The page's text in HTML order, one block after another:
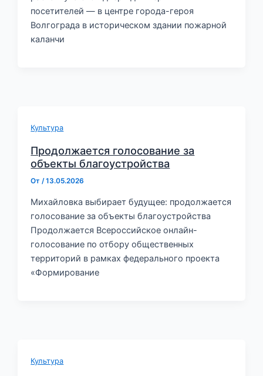
посетителей — в центре города-героя
Волгограда в историческом здании пожарной
каланчи
Культура
Продолжается голосование за
объекты благоустройства
От/13.05.2026
Михайловка выбирает будущее: продолжается
голосование за объекты благоустройства
Продолжается Всероссийское онлайн-
голосование по отбору общественных
территорий в рамках федерального проекта
«Формирование
Культура